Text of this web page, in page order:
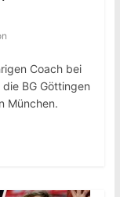
Coach bei
BG Göttingen
München.